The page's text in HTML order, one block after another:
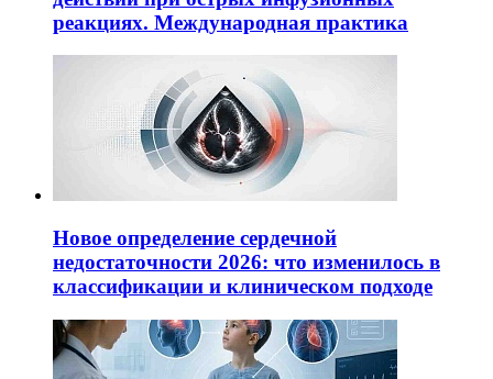
реакциях. Международная практика
Новое определение сердечной
недостаточности 2026: что изменилось в
классификации и клиническом подходе